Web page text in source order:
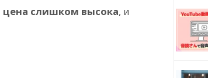
цена слишком высока, и